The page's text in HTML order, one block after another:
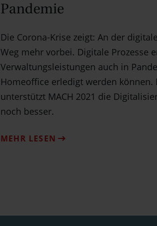
Pandemie
Die Corona-Krise zeigt: An der
Weg mehr vorbei. Digitale Prozesse
Verwaltungsleistungen auch in
Homeoffice erledigt werden können.
unterstützt MACH 2021 die
noch besser.
MEHR LESEN